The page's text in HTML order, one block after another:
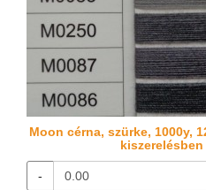
Moon cérna, szürke, 1000y,
kiszerelésben
-